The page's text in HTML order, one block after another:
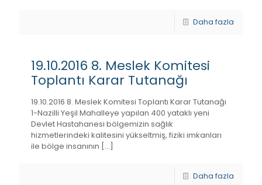
Daha fazla
19.10.2016 8. Meslek Komitesi
Toplantı Karar Tutanağı
19.10.2016 8. Meslek Komitesi Toplantı Karar Tutanağı
1-Nazilli Yeşil Mahalleye yapılan 400 yataklı yeni
Devlet Hastahanesi bölgemizin sağlık
hizmetlerindeki kalitesini yükseltmiş, fiziki imkanları
ile bölge insanının […]
Daha fazla